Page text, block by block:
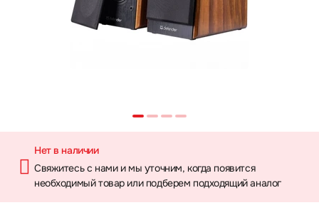
Нет в наличии
Свяжитесь с нами и мы уточним, когда появится
необходимый товар или подберем подходящий аналог